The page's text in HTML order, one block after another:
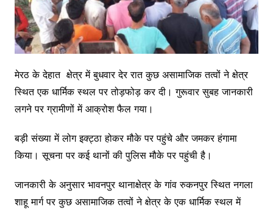
मेरठ के देहात क्षेत्र में बुधवार देर रात कुछ असामाजिक तत्वों ने क्षेत्र
स्थित एक धार्मिक स्थल पर तोड़फोड़ कर दी। गुरूवार सुबह जानकारी
लगने पर ग्रामीणों में आक्रोश फैल गया।
बड़ी संख्या में लोग इक्ट्ठा होकर मौके पर पहुंचे और जमकर हंगामा
किया। सूचना पर कई थानों की पुलिस मौके पर पहुंची है।
जानकारी के अनुसार भावनपुर थानाक्षेत्र के गांव रुकनपुर स्थित नगला
शाहू मार्ग पर कुछ असामाजिक तत्वों ने क्षेत्र के एक धार्मिक स्थल में